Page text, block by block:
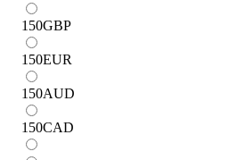
150GBP
150EUR
150AUD
150CAD